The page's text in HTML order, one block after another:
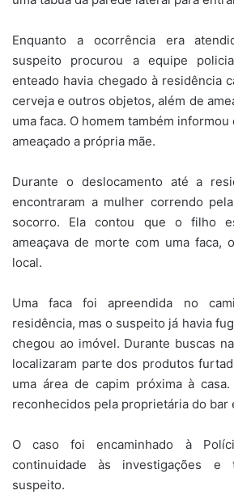
Enquanto a ocorrência era
suspeito procurou a equipe
enteado havia chegado à residência
cerveja e outros objetos, além de
uma faca. O homem também
ameaçado a própria mãe.
Durante o deslocamento até a
encontraram a mulher correndo
socorro. Ela contou que o filho
ameaçava de morte com uma faca,
local.
Uma faca foi apreendida no
residência, mas o suspeito já havia
chegou ao imóvel. Durante buscas
localizaram parte dos produtos
uma área de capim próxima à
reconhecidos pela proprietária do bar
O caso foi encaminhado à
continuidade às investigações e
suspeito.